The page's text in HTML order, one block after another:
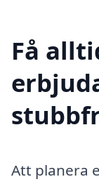
Få
Att planera